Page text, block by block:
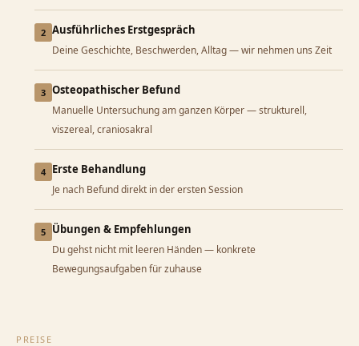
2 Ausführliches Erstgespräch
Deine Geschichte, Beschwerden, Alltag — wir nehmen uns Zeit
3 Osteopathischer Befund
Manuelle Untersuchung am ganzen Körper — strukturell,
viszereal, craniosakral
4 Erste Behandlung
Je nach Befund direkt in der ersten Session
5 Übungen & Empfehlungen
Du gehst nicht mit leeren Händen — konkrete
Bewegungsaufgaben für zuhause
PREISE